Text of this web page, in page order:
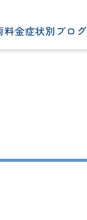
料金症状別 ブログ